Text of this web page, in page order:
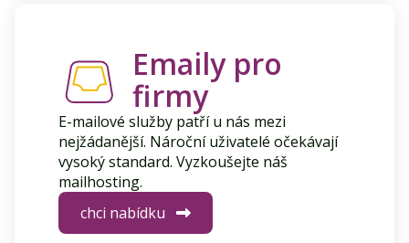
Emaily pro
firmy
E-mailové služby patří u nás mezi
nejžádanější. Nároční uživatelé očekávají
vysoký standard. Vyzkoušejte náš
mailhosting.
chci nabídku